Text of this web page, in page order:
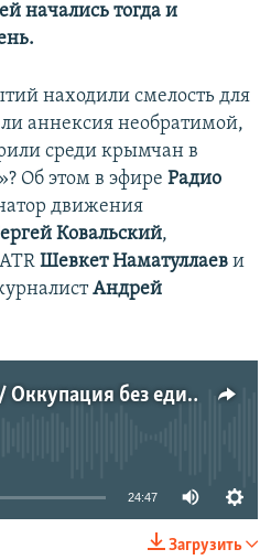
начались тогда и
находили смелость для
аннексия необратимой,
среди крымчан в
Об этом в эфире Радио
движения
Ковальский,
Шевкет Наматуллаев и
Андрей
Радио Крым.Реалии/ Оккупация без единой жертвы? Кто пострадал в Крыму в феврале-марте 2014 года?
24:47
Загрузить